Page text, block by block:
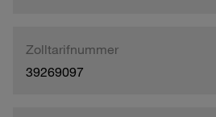
Zolltarifnummer
39269097